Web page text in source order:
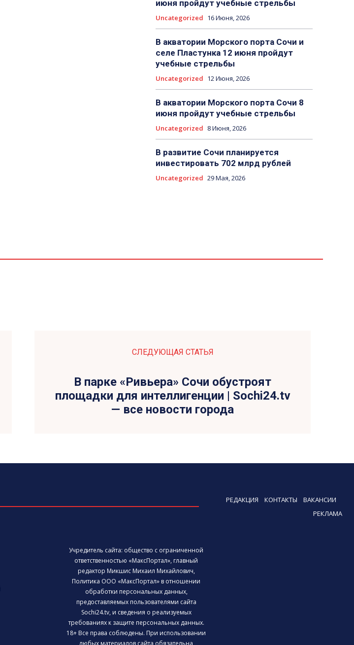
июня пройдут учебные стрельбы
Uncategorized 16 Июня, 2026
В акватории Морского порта Сочи и
селе Пластунка 12 июня пройдут
учебные стрельбы
Uncategorized 12 Июня, 2026
В акватории Морского порта Сочи 8
июня пройдут учебные стрельбы
Uncategorized 8 Июня, 2026
В развитие Сочи планируется
инвестировать 702 млрд рублей
Uncategorized 29 Мая, 2026
СЛЕДУЮЩАЯ СТАТЬЯ
В парке «Ривьера» Сочи обустроят
площадки для интеллигенции | Sochi24.tv
— все новости города
РЕДАКЦИЯ КОНТАКТЫ
ВАКАНСИИ
РЕКЛАМА
Учредитель сайта: общество с ограниченной
ответственностью «МаксПортал», главный
редактор Микшис Михаил Михайлович,
Политика ООО «МаксПортал» в отношении
обработки персональных данных,
предоставляемых пользователями сайта
Sochi24.tv, и сведения о реализуемых
требованиях к защите персональных данных.
18+ Все права соблюдены. При использовании